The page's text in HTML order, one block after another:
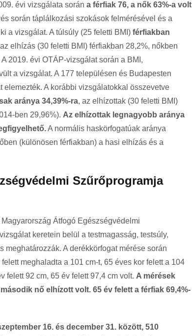
évi vizsgálata során a férfiak 76, a nők 63%-a volt
során táplálkozási szokások felmérésével és a
a vizsgálat. A túlsúly (25 feletti BMI) férfiakban
elhízás (30 feletti BMI) férfiakban 28,2%, nőkben
2019. évi OTÁP-vizsgálat során a BMI,
a vizsgálat. A 177 településen és Budapesten
A korábbi vizsgálatokkal összevetve
aránya 34,39%-ra, az elhízottak (30 feletti BMI)
ben 29,96%). Az elhízottak legnagyobb aránya
A normális haskörfogatúak aránya
(különösen férfiakban) a hasi elhízás és a
Szűrőprogramja
Átfogó Egészségvédelmi
keretein belül a testmagasság, testsúly,
meghatározzák. A derékkörfogat mérése során
meghaladta a 101 cm-t, 65 éves kor felett a 104
felett 92 cm, 65 év felett 97,4 cm volt. A mérések
nő elhízott volt. 65 év felett a férfiak 69,4%-
16. és december 31. között, 510